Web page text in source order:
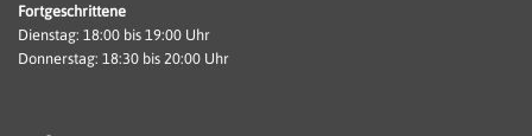
Fortgeschrittene
Dienstag: 18:00 bis 19:00 Uhr
Donnerstag: 18:30 bis 20:00 Uhr